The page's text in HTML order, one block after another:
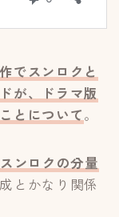
でスンロクと
が、ドラマ版
とについて。
ンロクの分量
とかなり関係